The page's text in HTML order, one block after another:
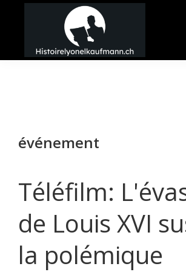
principal
barreHistoire
événement
Téléfilm:
de Louis XVI
la polémique